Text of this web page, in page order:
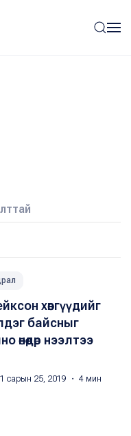
хөвгүүдийг
байсныг
өнөөдөр нээлтээ
сарын 25, 2019 ・ 4 мин